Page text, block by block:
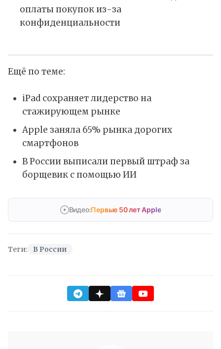
оплаты покупок из-за
конфиденциальности
Ещё по теме:
iPad сохраняет лидерство на
стажирующем рынке
Apple заняла 65% рынка дорогих
смартфонов
В России выписали первый штраф за
борщевик с помощью ИИ
Видео:Первые 50 лет Apple
Теги: В России